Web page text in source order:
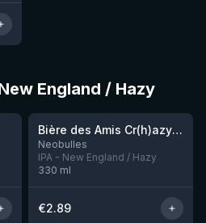
England / Hazy
★3.54
Bière des Amis Cr(h)azy IPA
Neobulles
IPA - New England / Hazy
330 ml
€2.89